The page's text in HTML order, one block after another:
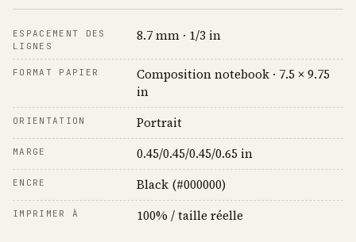
ESPACEMENT DES
LIGNES
8.7 mm · 1/3 in
FORMAT PAPIER
Composition notebook · 7.5 × 9.75
in
ORIENTATION Portrait
MARGE 0.45/0.45/0.45/0.65 in
ENCRE Black (#000000)
IMPRIMER À 100% / taille réelle